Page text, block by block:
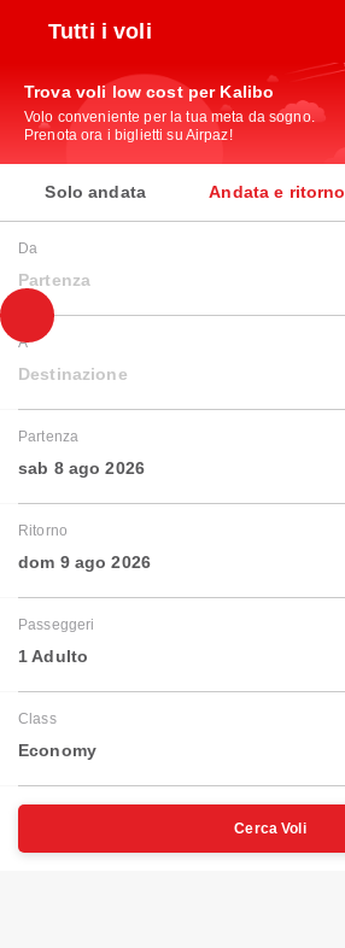
Tutti i voli
Trova voli low cost per Kalibo
Volo conveniente per la tua meta da sogno.
Prenota ora i biglietti su Airpaz!
Solo andata Andata e ritorno
Da
Partenza
A
Destinazione
Partenza
sab 8 ago 2026
Ritorno
dom 9 ago 2026
Passeggeri
1 Adulto
Class
Economy
Cerca Voli